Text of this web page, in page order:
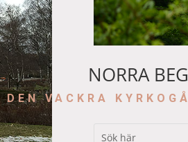
NORRA
DEN VACKRA